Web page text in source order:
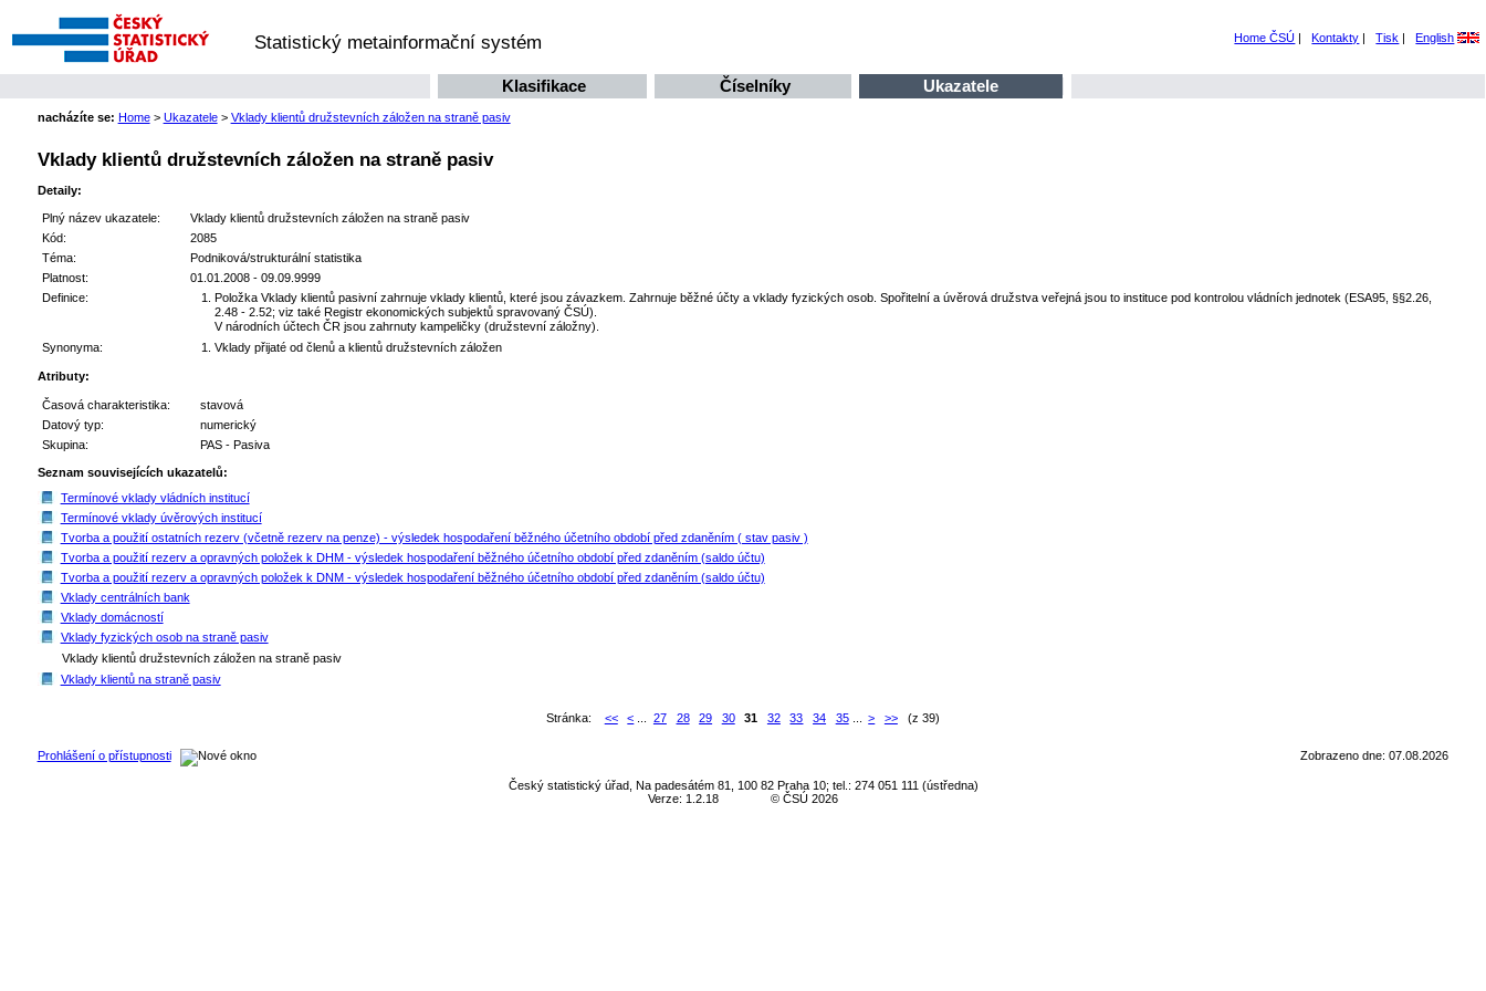
Statistický metainformační systém Home ČSÚ | Kontakty | Tisk | English
Klasifikace Číselníky Ukazatele
nacházíte se: Home> Ukazatele > Vklady klientů družstevních záložen na straně pasiv
Vklady klientů družstevních záložen na straně pasiv
Detaily:
Plný název ukazatele:
Vklady klientů družstevních záložen na straně pasiv
Kód:
2085
Téma:
Podniková/strukturální statistika
Platnost:
01.01.2008 - 09.09.9999
Definice:
Položka Vklady klientů pasivní zahrnuje vklady klientů, které jsou závazkem. Zahrnuje běžné účty a vklady fyzických osob. Spořitelní a úvěrová družstva veřejná jsou to instituce pod kontrolou vládních jednotek (ESA95, §§2.26,
2.48 - 2.52; viz také Registr ekonomických subjektů spravovaný ČSÚ).
V národních účtech ČR jsou zahrnuty kampeličky (družstevní záložny).
Synonyma:
Vklady přijaté od členů a klientů družstevních záložen
Atributy:
Časová charakteristika:
stavová
Datový typ:
numerický
Skupina:
PAS - Pasiva
Seznam souvisejících ukazatelů:
Termínové vklady vládních institucí
Termínové vklady úvěrových institucí
Tvorba a použití ostatních rezerv (včetně rezerv na penze) - výsledek hospodaření běžného účetního období před zdaněním ( stav pasiv )
Tvorba a použití rezerv a opravných položek k DHM - výsledek hospodaření běžného účetního období před zdaněním (saldo účtu)
Tvorba a použití rezerv a opravných položek k DNM - výsledek hospodaření běžného účetního období před zdaněním (saldo účtu)
Vklady centrálních bank
Vklady domácností
Vklady fyzických osob na straně pasiv
Vklady klientů družstevních záložen na straně pasiv
Vklady klientů na straně pasiv
Stránka: << < 27 28 29 30 31 32 33 34 35... > >>(z 39)
Prohlášení o přístupnosti Zobrazeno dne: 07.08.2026
Český statistický úřad, Na padesátém 81, 100 82 Praha 10; tel.: 274 051 111 (ústředna)
Verze: 1.2.18
© ČSÚ 2026